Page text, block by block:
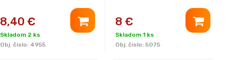
kondicionér je vhodný pre
všetky typy srsti aj plemená.
Balenie 150ml
8,40 €
Skladom 2 ks
Obj. čislo: 4955
parabénov. Balenie 250ml
8 €
Skladom 1 ks
Obj. čislo: 5075